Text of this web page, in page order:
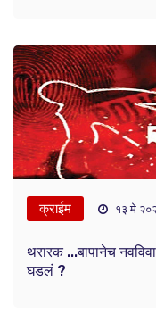
क्राईम १३ मे
थरारक ...बापानेच
घडलं ?